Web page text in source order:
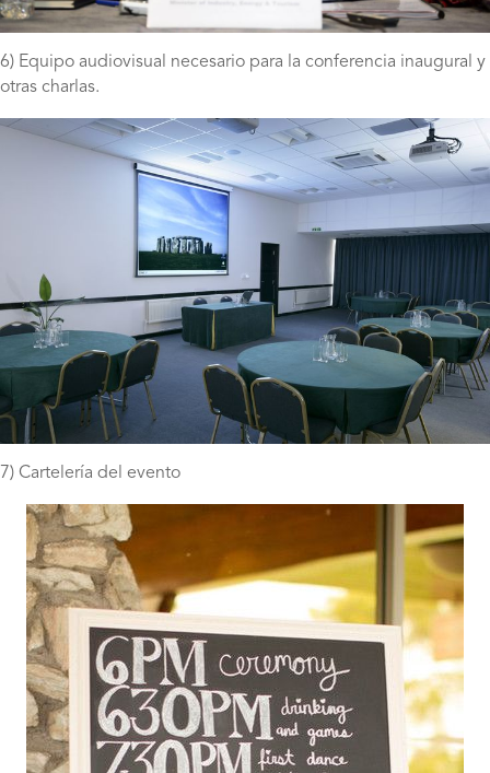
6) Equipo audiovisual necesario para la conferencia inaugural y
otras charlas.
7) Cartelería del evento